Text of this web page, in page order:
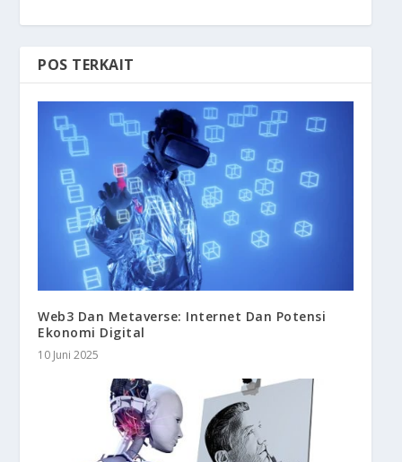
POS TERKAIT
Web3 Dan Metaverse: Internet Dan Potensi
Ekonomi Digital
10 Juni 2025